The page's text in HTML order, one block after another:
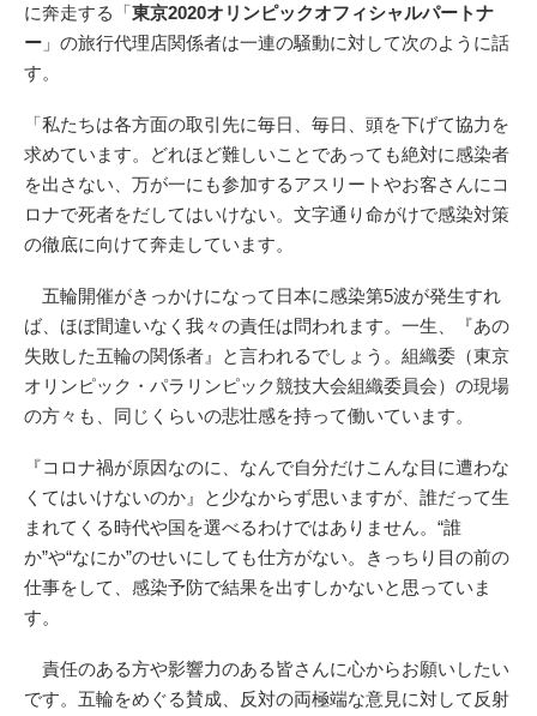
に奔走する「東京2020オリンピックオフィシャルパートナ
ー 」の旅行代理店関係者は一連の騒動に対して次のように話
す。
「私たちは各方面の取引先に毎日、毎日、頭を下げて協力を
求めています。どれほど難しいことであっても絶対に感染者
を出さない、万が一にも参加するアスリートやお客さんにコ
ロナで死者をだしてはいけない。文字通り命がけで感染対策
の徹底に向けて奔走しています。
五輪開催がきっかけになって日本に感染第5波が発生すれ
ば、ほぼ間違いなく我々の責任は問われます。一生、『あの
失敗した五輪の関係者』と言われるでしょう。組織委（東京
オリンピック・パラリンピック競技大会組織委員会）の現場
の方々も、同じくらいの悲壮感を持って働いています。
『コロナ禍が原因なのに、なんで自分だけこんな目に遭わな
くてはいけないのか』と少なからず思いますが、誰だって生
まれてくる時代や国を選べるわけではありません。“誰
か”や“なにか”のせいにしても仕方がない。きっちり目の前の
仕事をして、感染予防で結果を出すしかないと思っていま
す。
責任のある方や影響力のある皆さんに心からお願いしたい
です。五輪をめぐる賛成、反対の両極端な意見に対して反射